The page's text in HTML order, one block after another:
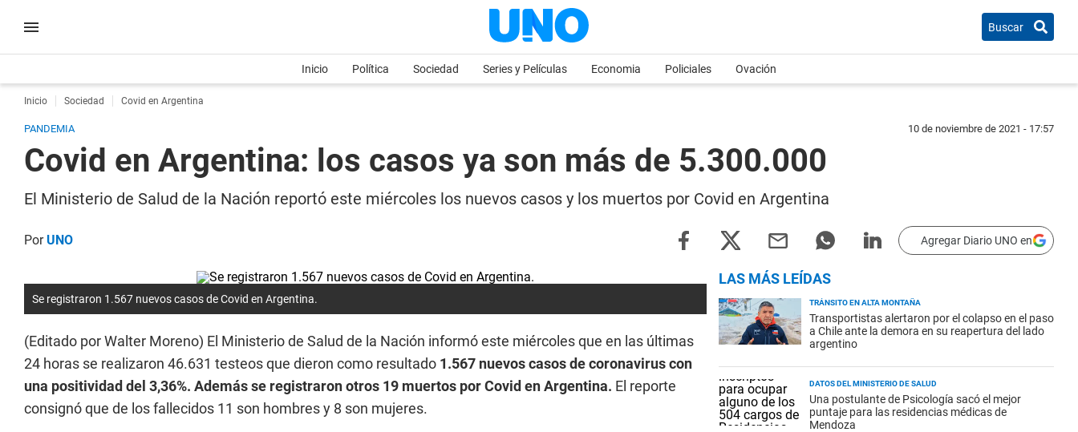
Buscar
Inicio Política Sociedad Series y Películas Economia Policiales Ovación
Inicio Sociedad Covid en Argentina
PANDEMIA 10 de noviembre de 2021 - 17:57
Covid en Argentina: los casos ya son más de 5.300.000
El Ministerio de Salud de la Nación reportó este miércoles los nuevos casos y los muertos por Covid en Argentina
PorUNO Agregar Diario UNO en
Se registraron 1.567 nuevos casos de Covid en Argentina.
(Editado por Walter Moreno) El Ministerio de Salud de la Nación informó este miércoles que en las últimas
24 horas se realizaron 46.631 testeos que dieron como resultado 1.567 nuevos casos de coronavirus con
una positividad del 3,36%. Además se registraron otros 19 muertos por Covid en Argentina. El reporte
consignó que de los fallecidos 11 son hombres y 8 son mujeres.
LAS MÁS LEÍDAS
TRÁNSITO EN ALTA MONTAÑA
Transportistas alertaron por el colapso en el paso
a Chile ante la demora en su reapertura del lado
argentino
DATOS DEL MINISTERIO DE SALUD
Una postulante de Psicología sacó el mejor
puntaje para las residencias médicas de
Mendoza